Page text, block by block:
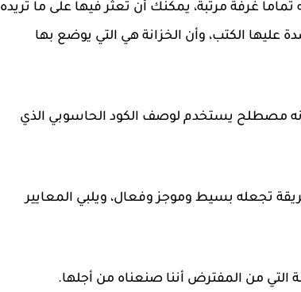
غرفة مرتبة، يمكنك أن تعثر فيها على ما تريده
الكتب، وأن الخزانة هي التي يوضع بها
مصطلح يستخدم لوصف الكود الحاسوبي الذي
تجعله بسيط وموجز وفعال، ويلبي المعايير
التي من المفترض أننا صنعناه من أجلها.